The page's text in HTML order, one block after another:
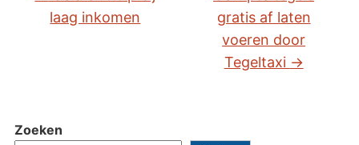
Zoeken
laag inkomen
gratis af laten
voeren door
Tegeltaxi →